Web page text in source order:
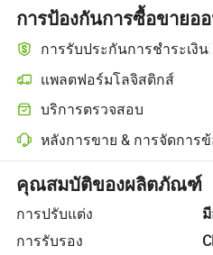
การป้องกันการซื้อขายอ
การรับประกันการชำระเงิน
แพลตฟอร์มโลจิสติกส์
การติดตามการจัดส่งที่ชัดเจนยิ่งขึ้
บริการตรวจสอบ
การตรวจสอบก่อนการจัดส่งแบบเ
หลังการขาย & การจัดการ
การแก้ไขข้อพิพาทที่ช่วยโดยแพลต
คุณสมบัติของผลิตภัณฑ์
การปรับแต่ง
การรับรอง